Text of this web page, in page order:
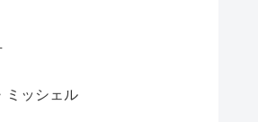
ミッシェル